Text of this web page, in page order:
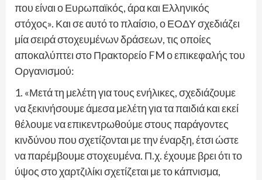
που είναι ο Ευρωπαϊκός, άρα και Ελληνικός
στόχος». Και σε αυτό το πλαίσιο, ο ΕΟΔΥ σχεδιάζει
μία σειρά στοχευμένων δράσεων, τις οποίες
αποκαλύπτει στο Πρακτορείο FM ο επικεφαλής του
Οργανισμού:
1. «Μετά τη μελέτη για τους ενήλικες, σχεδιάζουμε
να ξεκινήσουμε άμεσα μελέτη για τα παιδιά και εκεί
θέλουμε να επικεντρωθούμε στους παράγοντες
κινδύνου που σχετίζονται με την έναρξη, έτσι ώστε
να παρέμβουμε στοχευμένα. Π.χ. έχουμε βρει ότι το
ύψος στο χαρτζιλίκι σχετίζεται με το κάπνισμα,